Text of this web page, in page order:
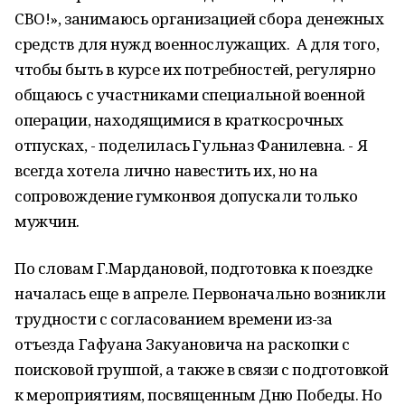
СВО!», занимаюсь организацией сбора денежных
средств для нужд военнослужащих. А для того,
чтобы быть в курсе их потребностей, регулярно
общаюсь с участниками специальной военной
операции, находящимися в краткосрочных
отпусках, - поделилась Гульназ Фанилевна. - Я
всегда хотела лично навестить их, но на
сопровождение гумконвоя допускали только
мужчин.
По словам Г.Мардановой, подготовка к поездке
началась еще в апреле. Первоначально возникли
трудности с согласованием времени из-за
отъезда Гафуана Закуановича на раскопки с
поисковой группой, а также в связи с подготовкой
к мероприятиям, посвященным Дню Победы. Но